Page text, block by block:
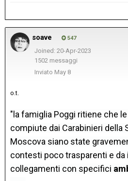
soave 547
Joined: 20-Apr-2023
1502 messaggi
Inviato May 8
o.t.
"la famiglia Poggi ritiene che
compiute dai Carabinieri della
Moscova siano state
contesti poco trasparenti e da
collegamenti con specifici